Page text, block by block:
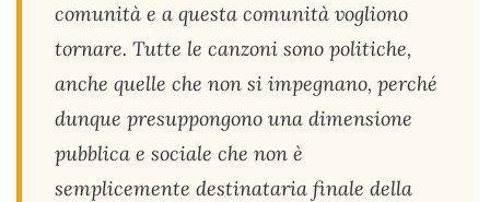
comunità e a questa comunità vogliono
tornare. Tutte le canzoni sono politiche,
anche quelle che non si impegnano, perché
dunque presuppongono una dimensione
pubblica e sociale che non è
semplicemente destinataria finale della